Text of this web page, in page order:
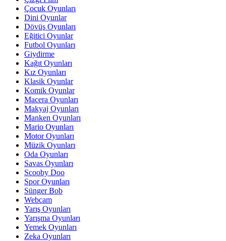
Çocuk Oyunları
Dini Oyunlar
Dövüş Oyunları
Eğitici Oyunlar
Futbol Oyunları
Giydirme
Kağıt Oyunları
Kız Oyunları
Klasik Oyunlar
Komik Oyunlar
Macera Oyunları
Makyaj Oyunları
Manken Oyunları
Mario Oyunları
Motor Oyunları
Müzik Oyunları
Oda Oyunları
Savas Oyunları
Scooby Doo
Spor Oyunları
Sünger Bob
Webcam
Yarış Oyunları
Yarışma Oyunları
Yemek Oyunları
Zeka Oyunları